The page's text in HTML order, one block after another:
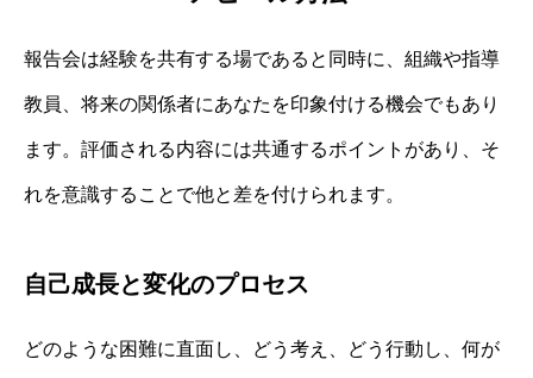
報告会は経験を共有する場であると同時に、組織や指導
教員、将来の関係者にあなたを印象付ける機会でもあり
ます。評価される内容には共通するポイントがあり、そ
れを意識することで他と差を付けられます。
自己成長と変化のプロセス
どのような困難に直面し、どう考え、どう行動し、何が